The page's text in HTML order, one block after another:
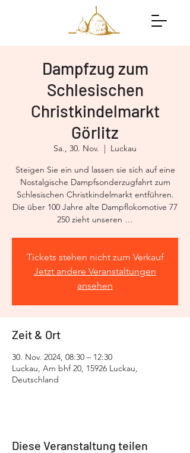
Dampfzug zum
Schlesischen
Christkindelmarkt
Görlitz
Sa., 30. Nov.
  |
Luckau
Steigen Sie ein und lassen sie sich auf eine
Nostalgische Dampfsonderzugfahrt zum
Schlesischen Christkindelmarkt entführen.
Die über 100 Jahre alte Dampflokomotive 77
Tickets stehen nicht zum Verkauf
Jetzt andere Veranstaltungen
ansehen
Zeit & Ort
30. Nov. 2024, 08:30 – 12:30
Luckau, Am bhf 20, 15926 Luckau,
Deutschland
Diese Veranstaltung teilen